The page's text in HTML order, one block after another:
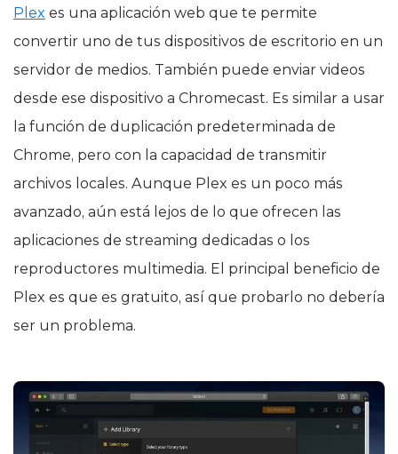
Plex es una aplicación web que te permite
convertir uno de tus dispositivos de escritorio en un
servidor de medios. También puede enviar videos
desde ese dispositivo a Chromecast. Es similar a usar
la función de duplicación predeterminada de
Chrome, pero con la capacidad de transmitir
archivos locales. Aunque Plex es un poco más
avanzado, aún está lejos de lo que ofrecen las
aplicaciones de streaming dedicadas o los
reproductores multimedia. El principal beneficio de
Plex es que es gratuito, así que probarlo no debería
ser un problema.